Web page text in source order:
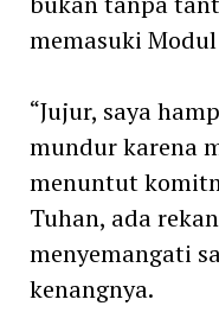
memasuki Modul
“Jujur, saya
mundur karena
menuntut
Tuhan, ada
menyemangati
kenangnya.